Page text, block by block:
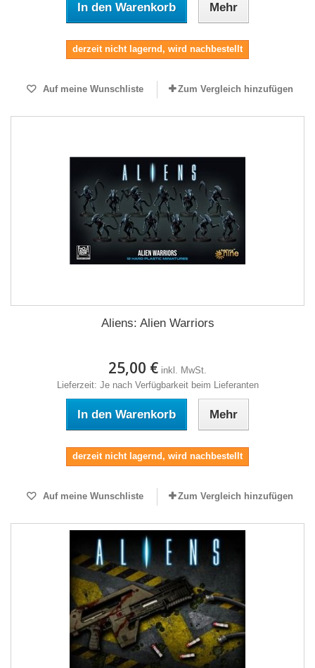
In den Warenkorb Mehr
derzeit nicht lagernd, wird nachbestellt
Auf meine Wunschliste Zum Vergleich hinzufügen
Aliens: Alien Warriors
25,00 € inkl. MwSt.
Lieferzeit: Je nach Verfügbarkeit beim Lieferanten
In den Warenkorb Mehr
derzeit nicht lagernd, wird nachbestellt
Auf meine Wunschliste Zum Vergleich hinzufügen